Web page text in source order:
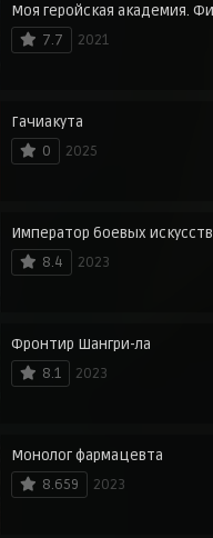
7.7
2021
Гачиакута
0
2025
Император боевых искусств
8.4
2023
Фронтир Шангри-ла
8.1
2023
Монолог фармацевта
8.659
2023